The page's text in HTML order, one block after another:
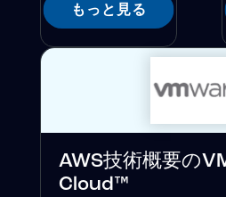
もっと見る
AWS技術概要の
Cloud™